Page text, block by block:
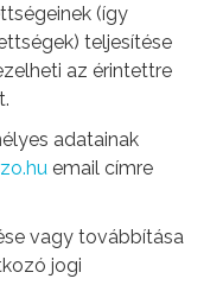
(így
teljesítése
az érintettre
adatainak
email címre
vagy továbbítása
jogi